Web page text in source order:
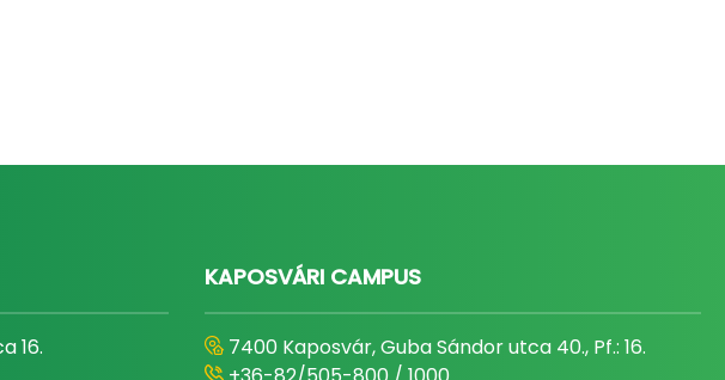
16.
KAPOSVÁRI CAMPUS
7400 Kaposvár, Guba Sándor utca 40., Pf.: 16.